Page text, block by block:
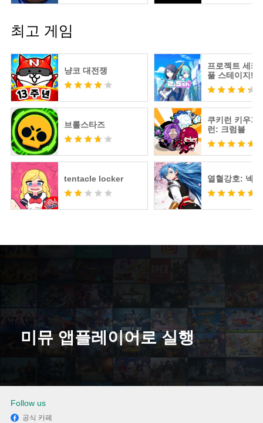
최고 게임
냥코 대전쟁
브롤스타즈
tentacle locker
프로젝트 세카
풀 스테이지!
츠네 미쿠
쿠키런 키우기
런: 크럼블
열혈강호: 넥
미뮤 앱플레이어로 실행
Follow us
공식 카페